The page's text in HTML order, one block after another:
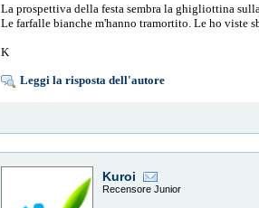
La prospettiva della festa sembra la ghigliottina
Le farfalle bianche m'hanno tramortito. Le ho viste
K
Leggi la risposta dell'autore
Kuroi
Recensore Junior